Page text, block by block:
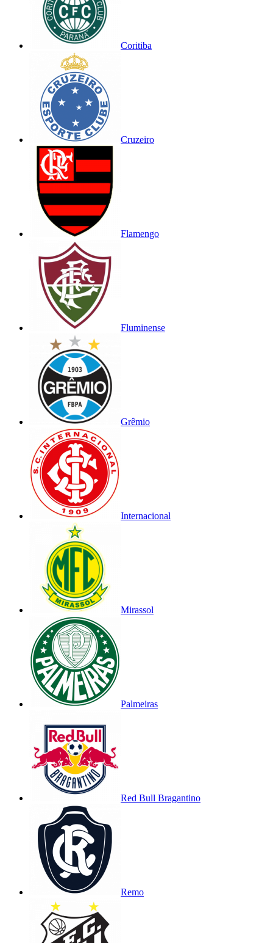
Coritiba
Cruzeiro
Flamengo
Fluminense
Grêmio
Internacional
Mirassol
Palmeiras
Red Bull Bragantino
Remo